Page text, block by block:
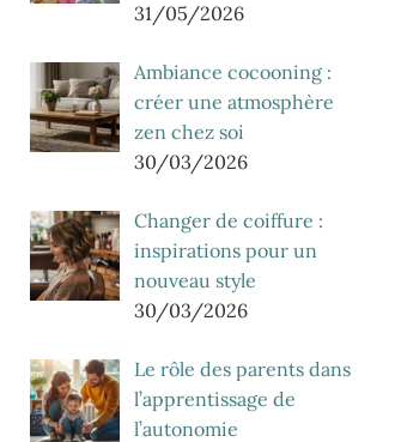
31/05/2026
Ambiance cocooning :
créer une atmosphère
zen chez soi
30/03/2026
Changer de coiffure :
inspirations pour un
nouveau style
30/03/2026
Le rôle des parents dans
l’apprentissage de
l’autonomie